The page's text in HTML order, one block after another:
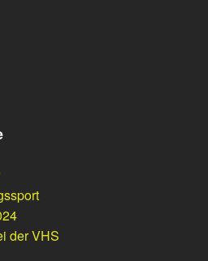
der VHS